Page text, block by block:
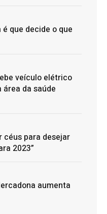
que decide o que
veículo elétrico
da saúde
céus para desejar
2023”
aumenta